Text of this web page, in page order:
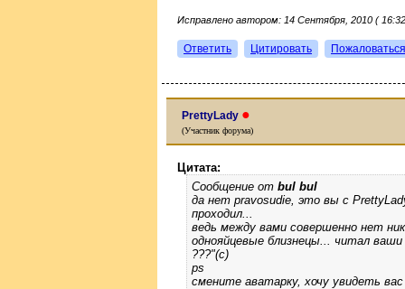
Исправлено автором: 14 Сентября, 2010 (
Ответить Цитировать Пожаловаться
PrettyLady ●
(Участник форума)
Цитата:
Сообщение от bul bul
да нет pravosudie, это вы с
проходил...
ведь между вами совершенно нет
однояйцевые близнецы... читал
???"(с)
ps
смените аватарку, хочу увидеть